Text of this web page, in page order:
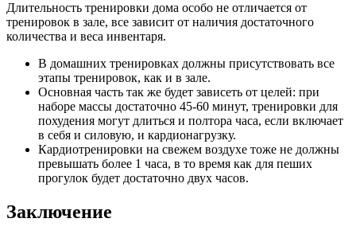
Длительность тренировки дома особо не отличается от
тренировок в зале, все зависит от наличия достаточного
количества и веса инвентаря.
В домашних тренировках должны присутствовать все
этапы тренировок, как и в зале.
Основная часть так же будет зависеть от целей: при
наборе массы достаточно 45-60 минут, тренировки для
похудения могут длиться и полтора часа, если включает
в себя и силовую, и кардионагрузку.
Кардиотренировки на свежем воздухе тоже не должны
превышать более 1 часа, в то время как для пеших
прогулок будет достаточно двух часов.
Заключение